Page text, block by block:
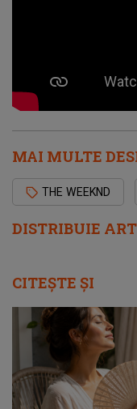
DISTRIBUIE
MAI MULTE
THE WEEKND
CITEȘTE ȘI